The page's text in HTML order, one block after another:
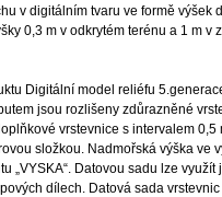
v digitálním tvaru ve formě výšek
0,3 m v odkrytém terénu a 1 m v
Digitální model reliéfu
jsou rozlišeny zdůrazněné
vrstevnice s intervalem 0,5
složkou. Nadmořská výška ve
„VYSKA“. Datovou sadu lze využít
dílech. Datová sada